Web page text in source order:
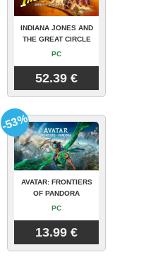
INDIANA JONES AND
THE GREAT CIRCLE
PC
52.39 €
AVATAR: FRONTIERS
OF PANDORA
PC
13.99 €
-53%